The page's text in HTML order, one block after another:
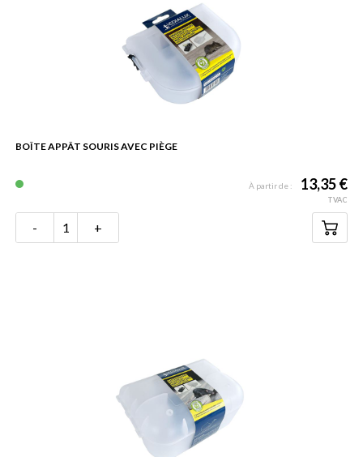
BOÎTE APPÂT SOURIS AVEC PIÈGE
À partir de : 13,35 €
TVAC
- +